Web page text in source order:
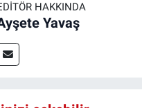
HAKKINDA
Yavaş